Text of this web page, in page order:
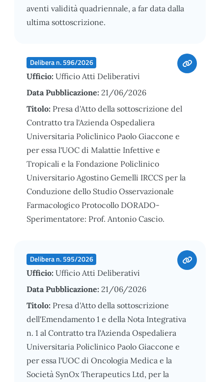
aventi validità quadriennale, a far data dalla
ultima sottoscrizione.
Delibera n. 596/2026
Ufficio: Ufficio Atti Deliberativi
Data Pubblicazione: 21/06/2026
Titolo: Presa d'Atto della sottoscrizione del
Contratto tra l'Azienda Ospedaliera
Universitaria Policlinico Paolo Giaccone e
per essa l'UOC di Malattie Infettive e
Tropicali e la Fondazione Policlinico
Universitario Agostino Gemelli IRCCS per la
Conduzione dello Studio Osservazionale
Farmacologico Protocollo DORADO-
Sperimentatore: Prof. Antonio Cascio.
Delibera n. 595/2026
Ufficio: Ufficio Atti Deliberativi
Data Pubblicazione: 21/06/2026
Titolo: Presa d'Atto della sottoscrizione
dell'Emendamento 1 e della Nota Integrativa
n. 1 al Contratto tra l'Azienda Ospedaliera
Universitaria Policlinico Paolo Giaccone e
per essa l'UOC di Oncologia Medica e la
Società SynOx Therapeutics Ltd, per la